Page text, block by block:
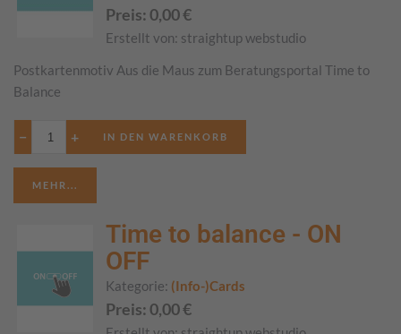
Preis: 0,00€
Erstellt von: straightup webstudio
Postkartenmotiv Aus die Maus zum Beratungsportal Time to
Balance
− +
MEHR...
Time to balance - ON
OFF
Kategorie: (Info-)Cards
Preis: 0,00€